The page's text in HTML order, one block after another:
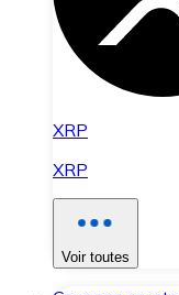
XRP
XRP
Voir toutes